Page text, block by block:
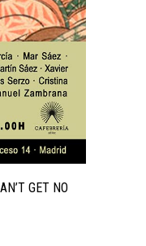
GET NO